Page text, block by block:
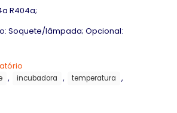
R404a;
Soquete/lâmpada; Opcional:
, incubadora , temperatura ,